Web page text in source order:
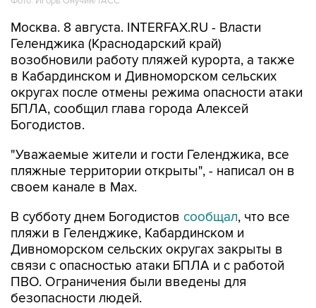
Москва. 8 августа. INTERFAX.RU - Власти
Геленджика (Краснодарский край)
возобновили работу пляжей курорта, а также
в Кабардинском и Дивноморском сельских
округах после отмены режима опасности атаки
БПЛА, сообщил глава города Алексей
Богодистов.
"Уважаемые жители и гости Геленджика, все
пляжные территории открыты", - написал он в
своем канале в Max.
В субботу днем Богодистов сообщал, что все
пляжи в Геленджике, Кабардинском и
Дивноморском сельских округах закрыты в
связи с опасностью атаки БПЛА и с работой
ПВО. Ограничения были введены для
безопасности людей.